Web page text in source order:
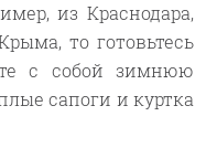
из Краснодара,
то готовьтесь
с собой зимнюю
сапоги и куртка